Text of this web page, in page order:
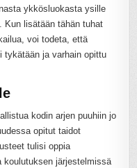
ykkösluokasta ysille
Kun lisätään tähän tuhat
voi todeta, että
ja varhain opittu
kodin arjen puuhiin jo
opitut taidot
tulisi oppia
koulutuksen järjestelmissä